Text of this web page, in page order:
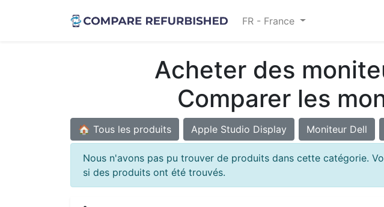
FR - France
Acheter des
Comparer les
🏠 Tous les produits Apple Studio Display Moniteur Dell
Nous n'avons pas pu trouver de produits dans cette catégorie.
si des produits ont été trouvés.